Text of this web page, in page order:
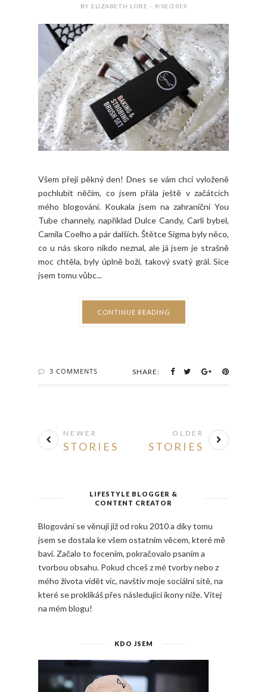
BY ELIZABETH LORE - 9/02/2019
Všem přeji pěkný den! Dnes se vám chci vyloženě
pochlubit něčím, co jsem přála ještě v začátcích
mého blogování. Koukala jsem na zahraniční You
Tube channely, například Dulce Candy, Carli bybel,
Camila Coelho a pár dalších. Štětce Sigma byly něco,
co u nás skoro nikdo neznal, ale já jsem je strašně
moc chtěla, byly úplně boží, takový svatý grál. Sice
jsem tomu vůbc...
CONTINUE READING
3 COMMENTS SHARE:
NEWER
STORIES
OLDER
STORIES
LIFESTYLE BLOGGER &
CONTENT CREATOR
Blogování se věnuji již od roku 2010 a díky tomu
jsem se dostala ke všem ostatním věcem, které mě
baví. Začalo to focením, pokračovalo psaním a
tvorbou obsahu. Pokud chceš z mé tvorby nebo z
mého života vidět víc, navštiv moje sociální sítě, na
které se proklikáš přes následující ikony níže. Vítej
na mém blogu!
KDO JSEM